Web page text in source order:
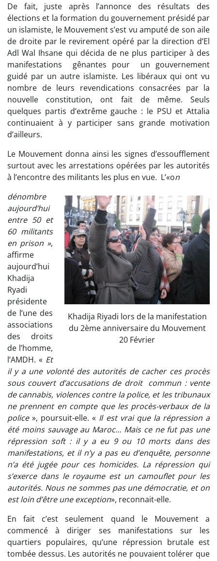
De fait, juste après l’annonce des résultats des
élections et la formation du gouvernement présidé par
un islamiste, le Mouvement s’est vu amputé de son aile
de droite par le revirement opéré par la direction d’El
Adl Wal Ihsane qui décida de ne plus participer à des
manifestations gênantes pour un gouvernement
guidé par un autre islamiste. Les libéraux qui ont vu
nombre de leurs revendications consacrées par la
nouvelle constitution, ont fait de même. Seuls
quelques partis d’extrême gauche : le PSU et Attalia
continuaient à y participer sans grande motivation
d’ailleurs.
Le Mouvement donna ainsi les signes d’essoufflement
surtout avec les arrestations opérées par les autorités
à l’encontre des militants les plus en vue. L’«on
Khadija Riyadi lors de la manifestation
du 2ème anniversaire du Mouvement
20 Février
dénombre
aujourd’hui
entre 50 et
60 militants
en prison »,
affirme
aujourd’hui
Khadija
Ryadi
présidente
de l’une des
associations
des droits
de l’homme,
l’AMDH. « Et
il y a une volonté des autorités de cacher ces procès
sous couvert d’accusations de droit commun : vente
de cannabis, violences contre la police, et les tribunaux
ne prennent en compte que les procès-verbaux de la
police», poursuit-elle. « Il est vrai que la répression a
été moins sauvage au Maroc… Mais ce ne fut pas une
répression soft : il y a eu 9 ou 10 morts dans des
manifestations, et il n’y a pas eu d’enquête, personne
n’a été jugée pour ces homicides. La répression qui
s’exerce dans le royaume est un camouflet pour les
autorités. Nous ne sommes pas une démocratie, et on
est loin d’être une exception», reconnait-elle.
En fait c’est seulement quand le Mouvement a
commencé à diriger ses manifestations sur les
quartiers populaires, qu’une répression brutale est
tombée dessus. Les autorités ne pouvaient tolérer que